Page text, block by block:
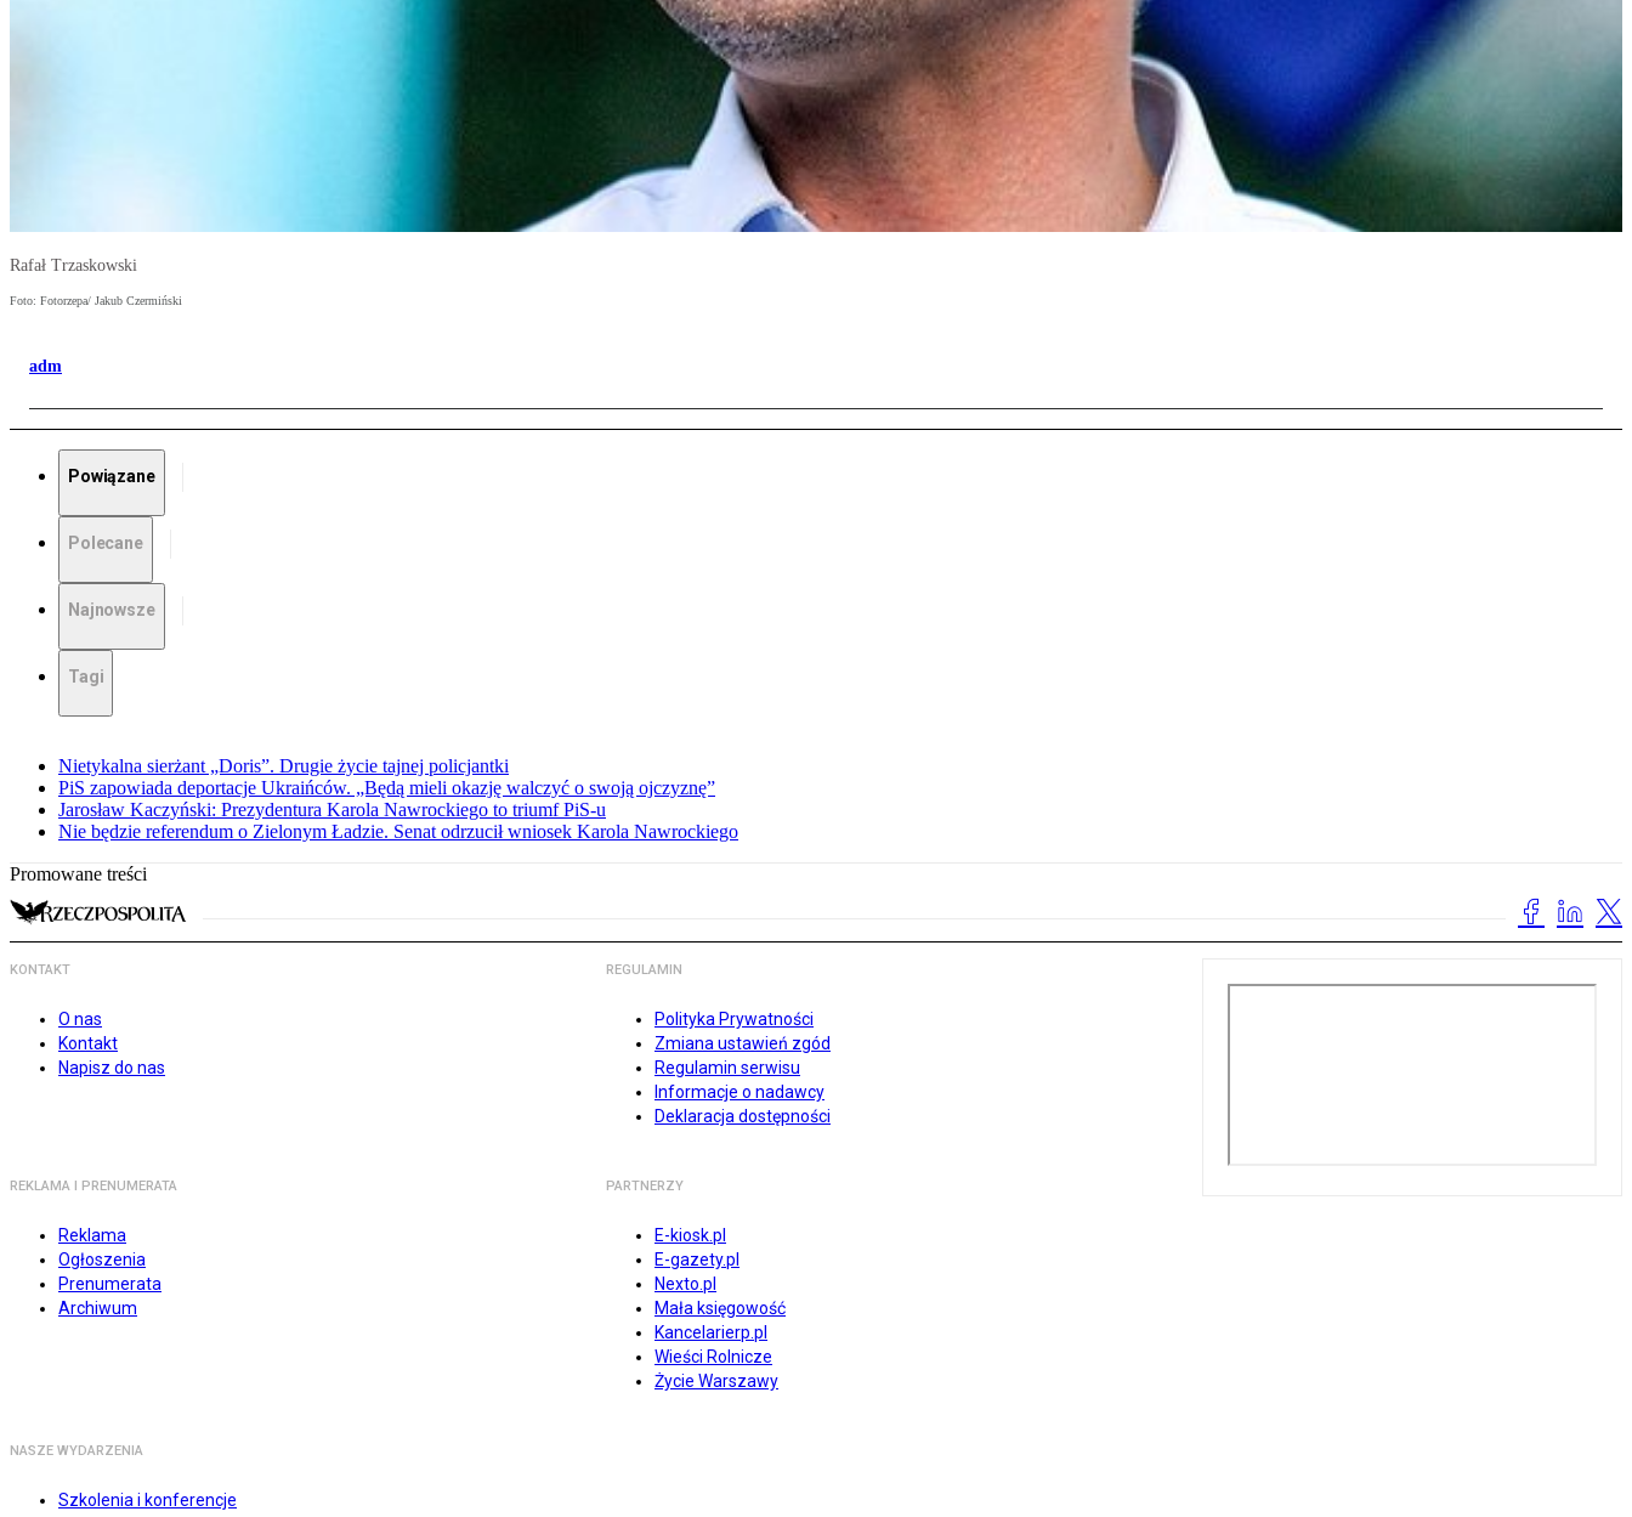
Rafał Trzaskowski
Foto: Fotorzepa/ Jakub Czermiński
adm
Powiązane
Polecane
Najnowsze
Tagi
Nietykalna sierżant „Doris”. Drugie życie tajnej policjantki
PiS zapowiada deportacje Ukraińców. „Będą mieli okazję walczyć o swoją ojczyznę”
Jarosław Kaczyński: Prezydentura Karola Nawrockiego to triumf PiS-u
Nie będzie referendum o Zielonym Ładzie. Senat odrzucił wniosek Karola Nawrockiego
Promowane treści
KONTAKT
O nas
Kontakt
Napisz do nas
REGULAMIN
Polityka Prywatności
Zmiana ustawień zgód
Regulamin serwisu
Informacje o nadawcy
Deklaracja dostępności
REKLAMA I PRENUMERATA
Reklama
Ogłoszenia
Prenumerata
Archiwum
PARTNERZY
E-kiosk.pl
E-gazety.pl
Nexto.pl
Mała księgowość
Kancelarierp.pl
Wieści Rolnicze
Życie Warszawy
NASZE WYDARZENIA
Szkolenia i konferencje